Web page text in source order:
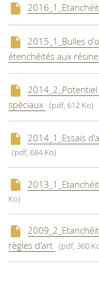
2015_1_Bulles
étenchéités aux
spéciaux
(pdf, 612 Ko)
2014_1_Essais
(pdf, 684 Ko)
Ko)
règles d'art
(pdf, 360